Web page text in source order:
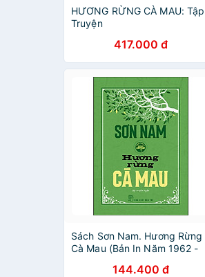
HƯƠNG RỪNG CÀ MAU: Tập
Truyện
417.000 đ
Sách Sơn Nam. Hương Rừng
Cà Mau (Bản In Năm 1962 -
144.400 đ